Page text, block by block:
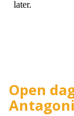
Open